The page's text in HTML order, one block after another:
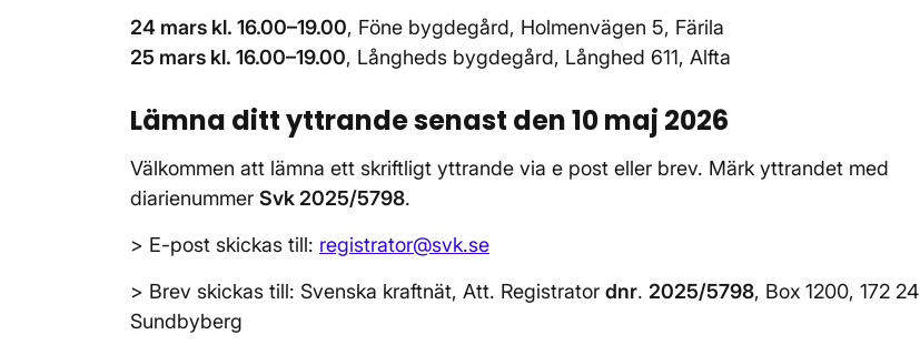
24 mars kl. 16.00–19.00, Föne bygdegård, Holmenvägen 5, Färila
25 mars kl. 16.00–19.00, Långheds bygdegård, Långhed 611, Alfta
Lämna ditt yttrande senast den 10 maj 2026
Välkommen att lämna ett skriftligt yttrande via e post eller brev. Märk yttrandet med
diarienummer Svk 2025/5798.
> E-post skickas till: registrator@svk.se
> Brev skickas till: Svenska kraftnät, Att. Registrator dnr. 2025/5798, Box 1200, 172 24
Sundbyberg